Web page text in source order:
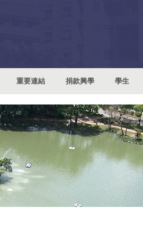
重要連結 捐款興學 學生